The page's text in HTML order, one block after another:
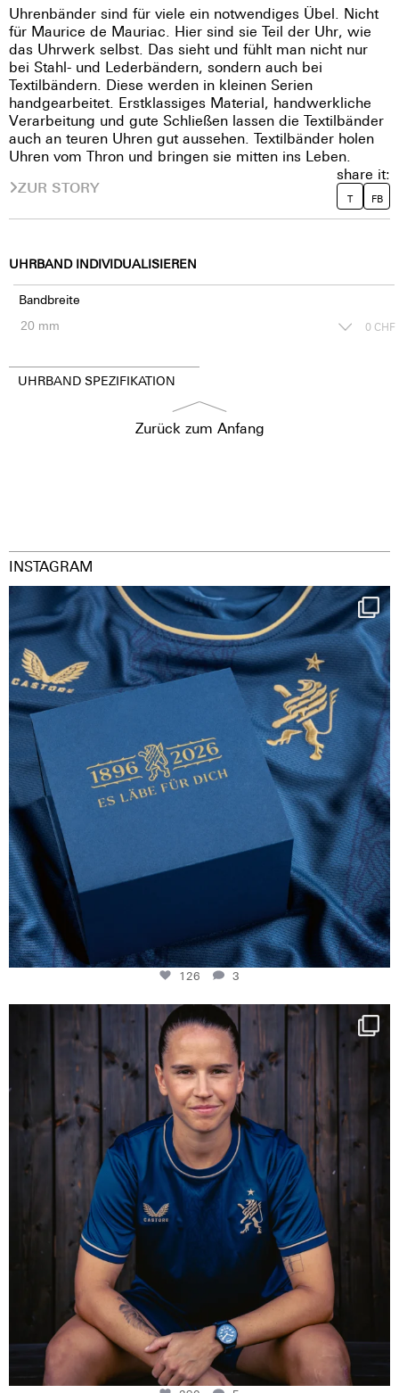
Uhrenbänder sind für viele ein notwendiges Übel. Nicht
für Maurice de Mauriac. Hier sind sie Teil der Uhr, wie
das Uhrwerk selbst. Das sieht und fühlt man nicht nur
bei Stahl- und Lederbändern, sondern auch bei
Textilbändern. Diese werden in kleinen Serien
handgearbeitet. Erstklassiges Material, handwerkliche
Verarbeitung und gute Schließen lassen die Textilbänder
auch an teuren Uhren gut aussehen. Textilbänder holen
Uhren vom Thron und bringen sie mitten ins Leben.
ZUR STORY
share it:
T FB
UHRBAND INDIVIDUALISIEREN
Bandbreite
0 CHF
UHRBAND SPEZIFIKATION
Zurück zum Anfang
INSTAGRAM
Happy Birthday FCZ
130 years filled ...
126
3
126 3
NIE USENAND GAH
Some anniversaries
290
5